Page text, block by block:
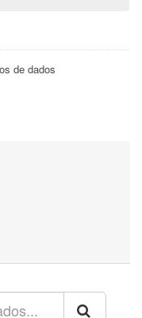
de dados